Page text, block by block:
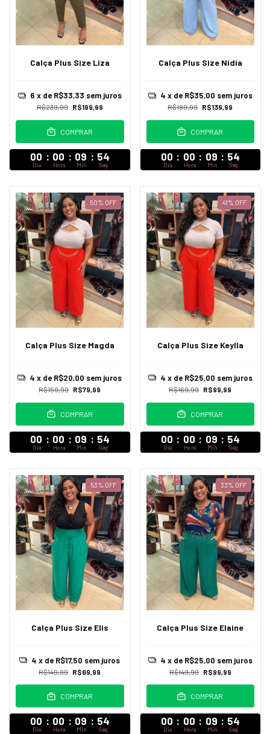
Calça Plus Size Liza
R$239,99 R$199,99
6 x de R$33,33 sem juros
COMPRAR
00 : 00 : 09 : 52
Dia Hora Min Seg
Calça Plus Size Nidia
R$189,99 R$139,99
4 x de R$35,00 sem juros
COMPRAR
00 : 00 : 09 : 52
Dia Hora Min Seg
50% OFF
Calça Plus Size Magda
R$159,99 R$79,99
4 x de R$20,00 sem juros
COMPRAR
00 : 00 : 09 : 52
Dia Hora Min Seg
41% OFF
Calça Plus Size Keylla
R$169,99 R$99,99
4 x de R$25,00 sem juros
COMPRAR
00 : 00 : 09 : 52
Dia Hora Min Seg
53% OFF
Calça Plus Size Elis
R$149,99 R$69,99
4 x de R$17,50 sem juros
COMPRAR
00 : 00 : 09 : 52
Dia Hora Min Seg
33% OFF
Calça Plus Size Elaine
R$149,99 R$99,99
4 x de R$25,00 sem juros
COMPRAR
00 : 00 : 09 : 52
Dia Hora Min Seg